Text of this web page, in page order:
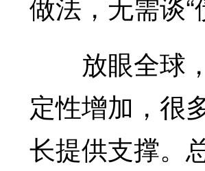
放眼全球，
定性增加，很
长提供支撑。